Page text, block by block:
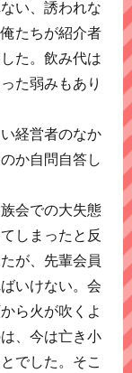
い、誘われな
たちが紹介者
た。飲み代は
た弱みもあり
経営者のなか
か自問自答し
会での大失態
しまったと反
が、先輩会員
いけない。会
ら火が吹くよ
、今は亡き小
でした。そこ